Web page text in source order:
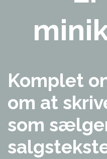
Komplet
om at
som